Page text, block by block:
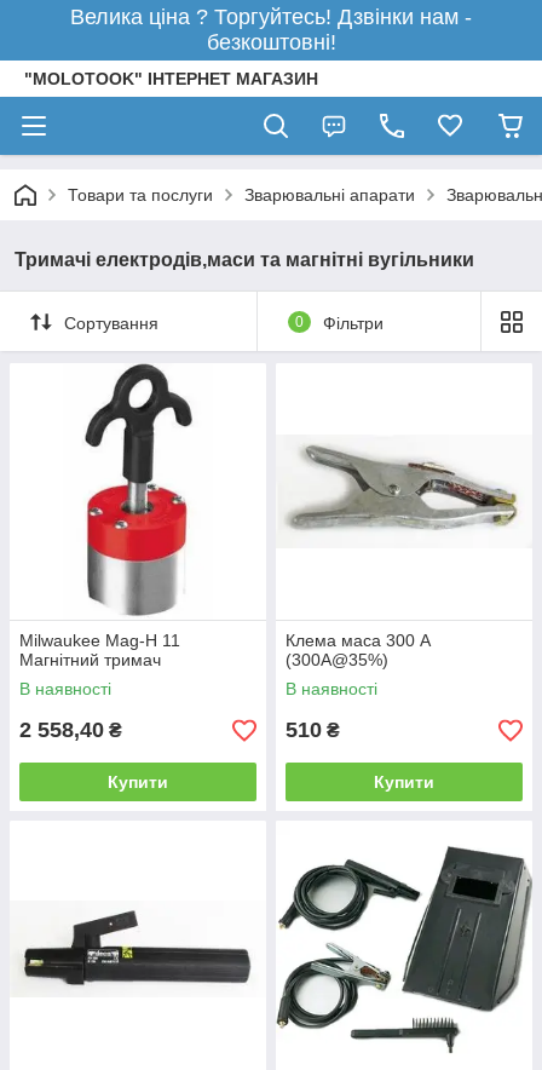
Велика ціна ? Торгуйтесь! Дзвінки нам -
безкоштовні!
"MOLOTOOK" ІНТЕРНЕТ МАГАЗИН
Товари та послуги Зварювальні апарати
Тримачі електродів,маси та магнітні вугільники
Сортування 0 Фільтри
Milwaukee Mag-H 11
Магнітний тримач
В наявності
2 558,40 ₴
Купити
Клема маса 300 А
(300A@35%)
В наявності
510 ₴
Купити